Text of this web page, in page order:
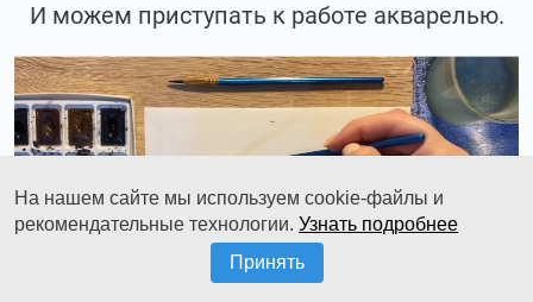
И можем приступать к работе акварелью.
На нашем сайте мы используем cookie-файлы и
рекомендательные технологии. Узнать подробнее
Принять